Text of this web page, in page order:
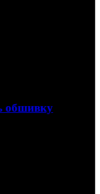
обшивку